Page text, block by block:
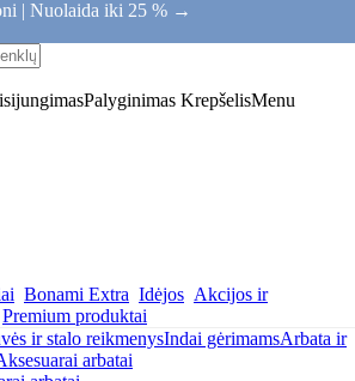
| Nuolaida iki 25 % →
Palyginimas KrepšelisMenu
Bonami Extra Idėjos Akcijos ir
Premium produktai
ir stalo reikmenysIndai gėrimamsArbata ir
arbatai